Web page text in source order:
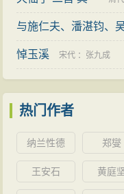
与施仁夫、潘湛钧、
即席感赋二首 其一
悼玉溪 宋代 ： 张九成
热门作者
纳兰性德 郑燮
王安石 黄庭